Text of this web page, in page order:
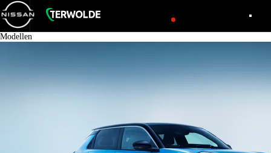
Modellen